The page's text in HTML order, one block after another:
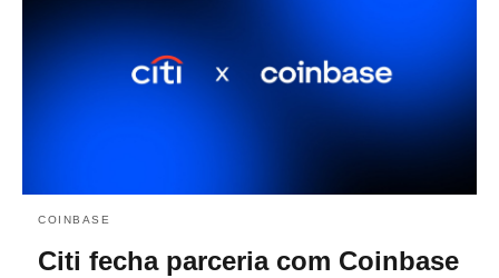
COINBASE
Citi fecha parceria com Coinbase